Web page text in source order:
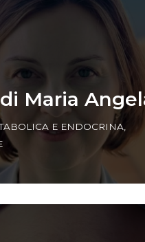
Maria
E ENDOCRINA,